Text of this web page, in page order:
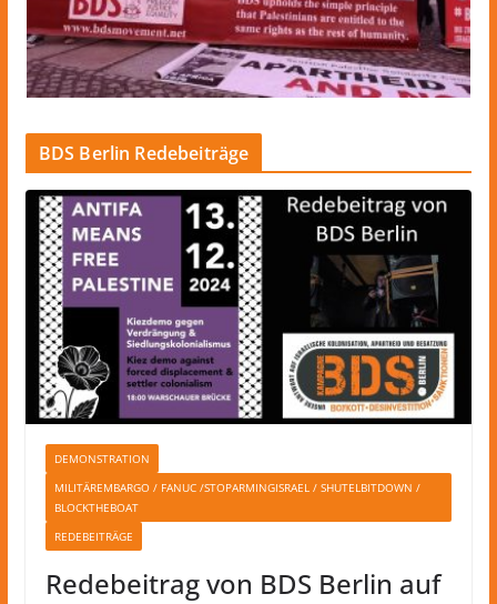
BDS Berlin Redebeiträge
DEMONSTRATION
MILITÄREMBARGO / FANUC /STOPARMINGISRAEL / SHUTELBITDOWN /
BLOCKTHEBOAT
REDEBEITRÄGE
Redebeitrag von BDS Berlin auf